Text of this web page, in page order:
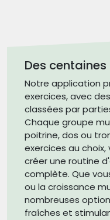
Des
Notre application
exercices, avec
classées par
Chaque groupe
poitrine, dos ou
exercices au
créer une routine
complète. Que
ou la croissance
nombreuses
fraîches et